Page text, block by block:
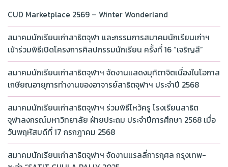
CUD Marketplace 2569 – Winter Wonderland
สมาคมนักเรียนเก่าสาธิตจุฬา และกรรมการสมาคมนักเรียนเก่าฯ
เข้าร่วมพิธีเปิดโครงการศิลปกรรมนักเรียน ครั้งที่ 16 “เจริญสี”
สมาคมนักเรียนเก่าสาธิตจุฬาฯ จัดงานแสดงมุทิตาจิตเนื่องในโอกาส
เกษียณอายุการทำงานของอาจารย์สาธิตจุฬาฯ ประจำปี 2568
สมาคมนักเรียนเก่าสาธิตจุฬาฯ ร่วมพิธีไหว้ครู โรงเรียนสาธิต
จุฬาลงกรณ์มหาวิทยาลัย ฝ่ายประถม ประจำปีการศึกษา 2568 เมื่อ
วันพฤหัสบดีที่ 17 กรกฎาคม 2568
สมาคมนักเรียนเก่าสาธิตจุฬาฯ จัดงานแรลลี่การกุศล กรุงเทพ-